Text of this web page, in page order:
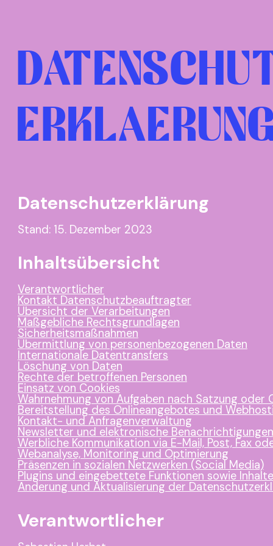
Inhaltsübersicht
Kontakt Datenschutzbeauftragter
Sicherheitsmaßnahmen
Übermittlung von personenbezogenen Daten
Internationale Datentransfers
Rechte der betroffenen Personen
Einsatz von Cookies
Wahrnehmung von Aufgaben nach Satzung oder
Bereitstellung des Onlineangebotes und Webhosting
Kontakt- und Anfragenverwaltung
Newsletter und elektronische Benachrichtigungen
Werbliche Kommunikation via E-Mail, Post, Fax oder Telefon
Webanalyse, Monitoring und Optimierung
Präsenzen in sozialen Netzwerken (Social Media)
Plugins und eingebettete Funktionen sowie Inhalte
Änderung und Aktualisierung der Datenschutzerklärung
Verantwortlicher
Sebastian Herbst
Das Kollaborativ gUG (haftungsbeschränkt)
Marlene-Dietrich-Allee 11
14482 Potsdam
E-Mail-Adresse:seb@daskollaborativ.de
Impressum:encouragefilmtalents.com/impressum
seb@daskollaborativ.de